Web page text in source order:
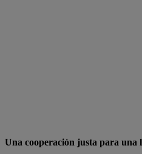
Una cooperación justa para una